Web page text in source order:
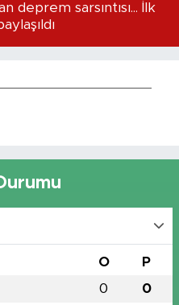
deprem sarsıntısı... İlk
O P
0 0